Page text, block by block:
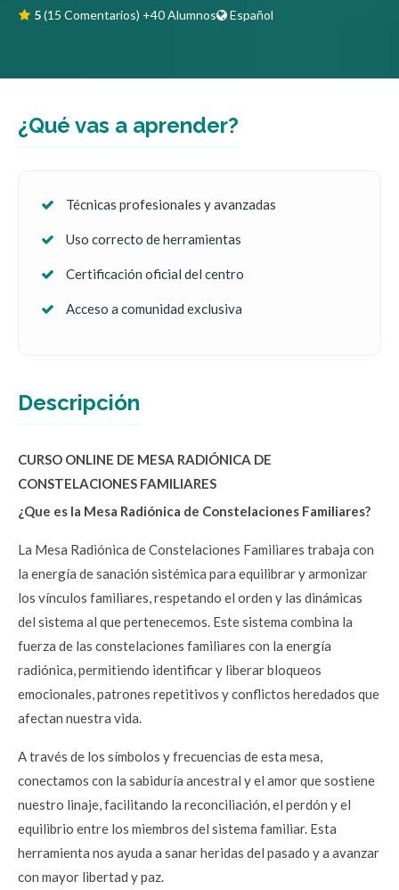
5(15 Comentarios) +40 Alumnos Español
¿Qué vas a aprender?
Técnicas profesionales y avanzadas
Uso correcto de herramientas
Certificación oficial del centro
Acceso a comunidad exclusiva
Descripción
CURSO ONLINE DE MESA RADIÓNICA DE
CONSTELACIONES FAMILIARES
¿Que es la Mesa Radiónica de Constelaciones Familiares?
La Mesa Radiónica de Constelaciones Familiares trabaja con
la energía de sanación sistémica para equilibrar y armonizar
los vínculos familiares, respetando el orden y las dinámicas
del sistema al que pertenecemos. Este sistema combina la
fuerza de las constelaciones familiares con la energía
radiónica, permitiendo identificar y liberar bloqueos
emocionales, patrones repetitivos y conflictos heredados que
afectan nuestra vida.
A través de los símbolos y frecuencias de esta mesa,
conectamos con la sabiduría ancestral y el amor que sostiene
nuestro linaje, facilitando la reconciliación, el perdón y el
equilibrio entre los miembros del sistema familiar. Esta
herramienta nos ayuda a sanar heridas del pasado y a avanzar
con mayor libertad y paz.